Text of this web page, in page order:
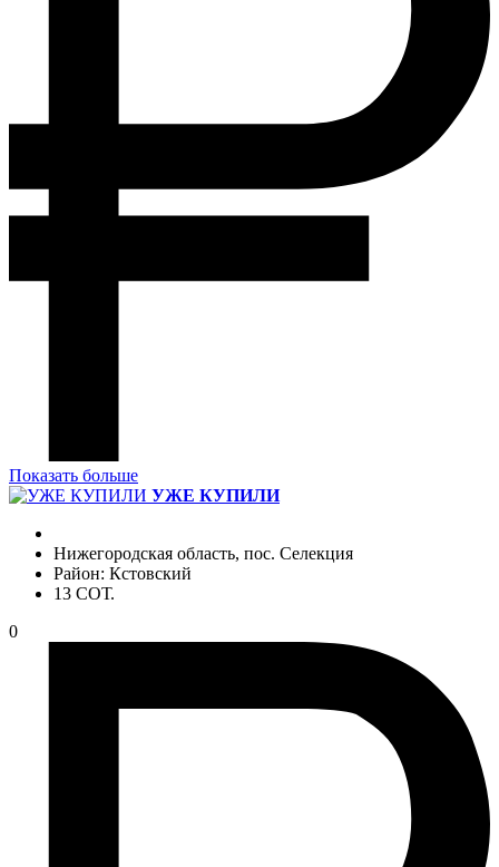
Показать больше
УЖЕ КУПИЛИ
Нижегородская область, пос. Селекция
Район: Кстовский
13 СОТ.
0